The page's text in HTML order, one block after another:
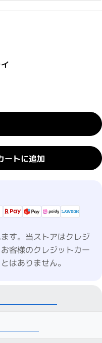
量を減らす
ップの数量を増やす
ートに追加
す。当ストアはクレジ
客様のクレジットカー
はありません。